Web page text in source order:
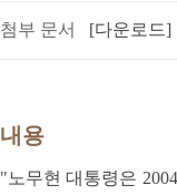
첨부 문서 [다운로드]
내용
"노무현 대통령은